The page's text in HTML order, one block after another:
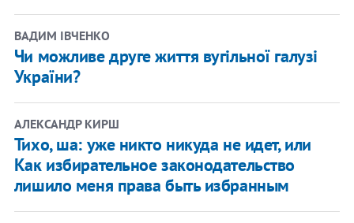
ВАДИМ ІВЧЕНКО
Чи можливе друге життя вугільної галузі
України?
АЛЕКСАНДР КИРШ
Тихо, ша: уже никто никуда не идет, или
Как избирательное законодательство
лишило меня права быть избранным